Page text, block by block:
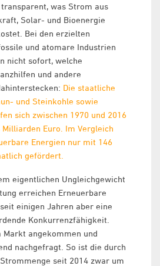
was Strom aus
Solar- und Bioenergie
Bei den erzielten
und atomare Industrien
nicht sofort, welche
und andere
Die staatliche
und Steinkohle sowie
sich zwischen 1970 und 2016
Euro. Im Vergleich
Energien nur mit 146
gefördert.
eigentlichen Ungleichgewicht
erreichen Erneuerbare
einigen Jahren aber eine
Konkurrenzfähigkeit.
Markt angekommen und
nachgefragt. So ist die durch
seit 2014 zwar um